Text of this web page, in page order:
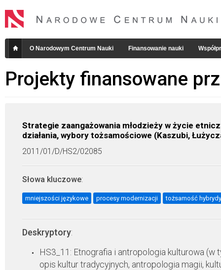
O Narodowym Centrum Nauki Finansowanie nauki
Projekty finansowane
Strategie zaangażowania młodzieży w życie
działania, wybory tożsamościowe (Kaszubi,
2011/01/D/HS2/02085
Słowa kluczowe:
mniejszości językowe procesy modernizacji tożsamość
Deskryptory:
HS3_11: Etnografia i antropologia kulturowa (w
opis kultur tradycyjnych, antropologia magii,